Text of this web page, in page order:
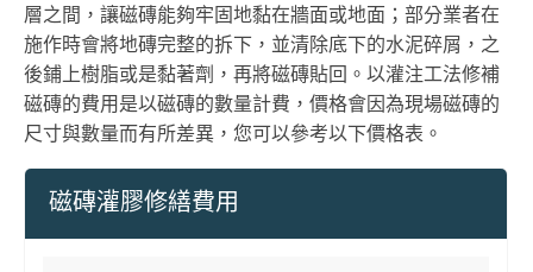
層之間，讓磁磚能夠牢固地黏在牆面或地面；部分業者在
施作時會將地磚完整的拆下，並清除底下的水泥碎屑，之
後鋪上樹脂或是黏著劑，再將磁磚貼回。以灌注工法修補
磁磚的費用是以磁磚的數量計費，價格會因為現場磁磚的
尺寸與數量而有所差異，您可以參考以下價格表。
磁磚灌膠修繕費用